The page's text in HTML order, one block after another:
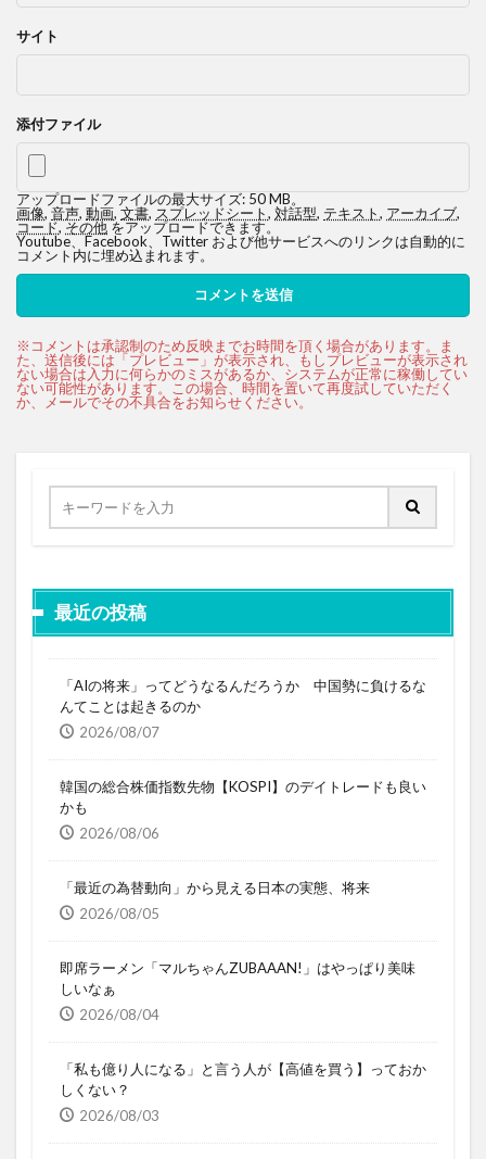
サイト
添付ファイル
アップロードファイルの最大サイズ: 50 MB。
画像, 音声, 動画, 文書, スプレッドシート, 対話型, テキスト, アーカイブ,
コード,その他をアップロードできます。
Youtube、Facebook、Twitter および他サービスへのリンクは自動的に
コメント内に埋め込まれます。
最近の投稿
「AIの将来」ってどうなるんだろうか 中国勢に負けるな
んてことは起きるのか
2026/08/07
韓国の総合株価指数先物【KOSPI】のデイトレードも良い
かも
2026/08/06
「最近の為替動向」から見える日本の実態、将来
2026/08/05
即席ラーメン「マルちゃんZUBAAAN!」はやっぱり美味
しいなぁ
2026/08/04
「私も億り人になる」と言う人が【高値を買う】っておか
しくない？
2026/08/03